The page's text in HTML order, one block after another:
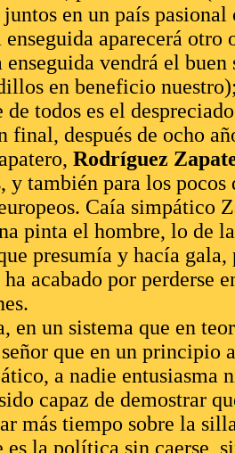
en un país
aparecerá otro
vendrá el buen
en beneficio
todos es el
final, después de ocho
Rodríguez
y también para los
Caía simpático
pinta el hombre, lo de
presumía y hacía gala,
acabado por perderse
en un sistema que en
que en un principio
a nadie entusiasma
capaz de demostrar
más tiempo sobre la
es la política sin caerse,